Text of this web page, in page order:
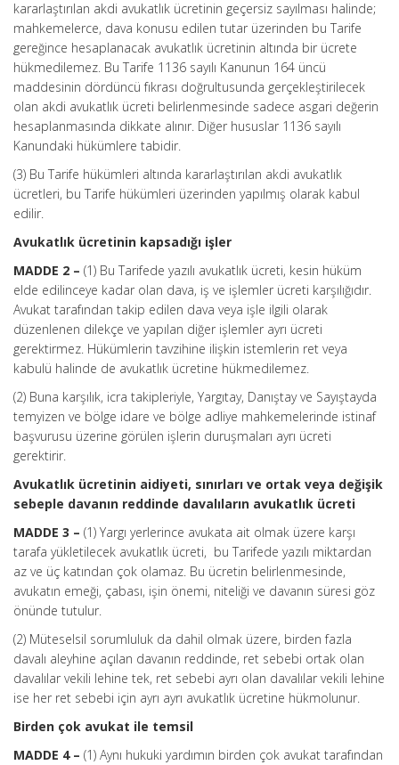
kararlaştırılan akdi avukatlık ücretinin geçersiz sayılması halinde;
mahkemelerce, dava konusu edilen tutar üzerinden bu Tarife
gereğince hesaplanacak avukatlık ücretinin altında bir ücrete
hükmedilemez. Bu Tarife 1136 sayılı Kanunun 164 üncü
maddesinin dördüncü fıkrası doğrultusunda gerçekleştirilecek
olan akdi avukatlık ücreti belirlenmesinde sadece asgari değerin
hesaplanmasında dikkate alınır. Diğer hususlar 1136 sayılı
Kanundaki hükümlere tabidir.
(3) Bu Tarife hükümleri altında kararlaştırılan akdi avukatlık
ücretleri, bu Tarife hükümleri üzerinden yapılmış olarak kabul
edilir.
Avukatlık ücretinin kapsadığı işler
MADDE 2 – (1) Bu Tarifede yazılı avukatlık ücreti, kesin hüküm
elde edilinceye kadar olan dava, iş ve işlemler ücreti karşılığıdır.
Avukat tarafından takip edilen dava veya işle ilgili olarak
düzenlenen dilekçe ve yapılan diğer işlemler ayrı ücreti
gerektirmez. Hükümlerin tavzihine ilişkin istemlerin ret veya
kabulü halinde de avukatlık ücretine hükmedilemez.
(2) Buna karşılık, icra takipleriyle, Yargıtay, Danıştay ve Sayıştayda
temyizen ve bölge idare ve bölge adliye mahkemelerinde istinaf
başvurusu üzerine görülen işlerin duruşmaları ayrı ücreti
gerektirir.
Avukatlık ücretinin aidiyeti, sınırları ve ortak veya değişik
sebeple davanın reddinde davalıların avukatlık ücreti
MADDE 3 – (1) Yargı yerlerince avukata ait olmak üzere karşı
tarafa yükletilecek avukatlık ücreti, bu Tarifede yazılı miktardan
az ve üç katından çok olamaz. Bu ücretin belirlenmesinde,
avukatın emeği, çabası, işin önemi, niteliği ve davanın süresi göz
önünde tutulur.
(2) Müteselsil sorumluluk da dahil olmak üzere, birden fazla
davalı aleyhine açılan davanın reddinde, ret sebebi ortak olan
davalılar vekili lehine tek, ret sebebi ayrı olan davalılar vekili lehine
ise her ret sebebi için ayrı ayrı avukatlık ücretine hükmolunur.
Birden çok avukat ile temsil
MADDE 4 – (1) Aynı hukuki yardımın birden çok avukat tarafından